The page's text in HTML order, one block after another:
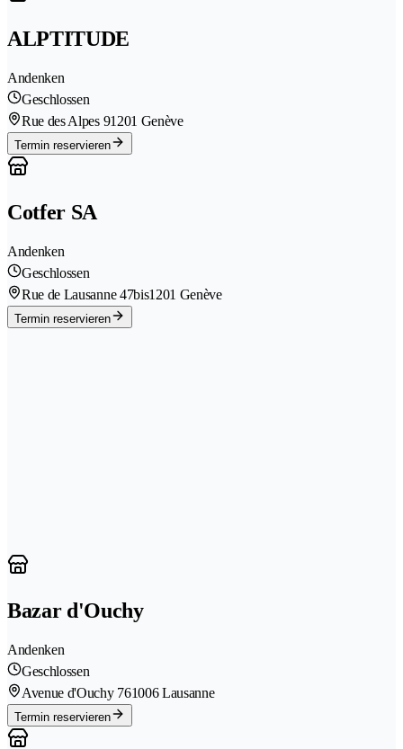
ALPTITUDE
Andenken
Geschlossen
Rue des Alpes 91201 Genève
Termin reservieren
Cotfer SA
Andenken
Geschlossen
Rue de Lausanne 47bis1201 Genève
Termin reservieren
Bazar d'Ouchy
Andenken
Geschlossen
Avenue d'Ouchy 761006 Lausanne
Termin reservieren